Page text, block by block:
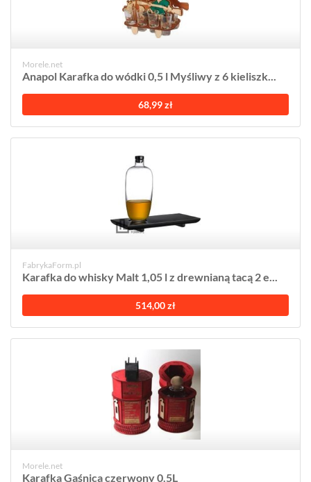
Morele.net
Anapol Karafka do wódki 0,5 l Myśliwy z 6 kieliszk...
68,99 zł
FabrykaForm.pl
Karafka do whisky Malt 1,05 l z drewnianą tacą 2 e...
514,00 zł
Morele.net
Karafka Gaśnica czerwony 0.5L